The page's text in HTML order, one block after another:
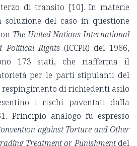
di transito [10]. In materie
del caso in questione
The United Nations International
Political Rights(ICCPR) del 1966,
173 stati, che riafferma il
per le parti stipulanti del
di richiedenti asilo
i rischi paventati dalla
Principio analogo fu espresso
against Torture and Other
Treatment or Punishmentdel